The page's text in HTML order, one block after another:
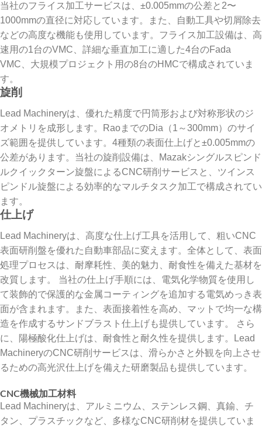
当社のフライス加工サービスは、±0.005mmの公差と2〜
1000mmの直径に対応しています。また、自動工具や切屑除去
などの高度な機能も使用しています。フライス加工設備は、高
速用の1台のVMC、詳細な垂直加工に適した4台のFada
VMC、大規模プロジェクト用の8台のHMCで構成されていま
す。
旋削
Lead Machineryは、優れた精度で円筒形および対称形状のジ
オメトリを成形します。RaoまでのDia（1～300mm）のサイ
ズ範囲を提供しています。4種類の表面仕上げと±0.005mmの
公差があります。当社の旋削設備は、Mazakシングルスピンド
ルクイックターン旋盤によるCNC研削サービスと、ツインス
ピンドル旋盤による効率的なマルチタスク加工で構成されてい
ます。
仕上げ
Lead Machineryは、高度な仕上げ工具を活用して、粗いCNC
表面研削盤を優れた自動車部品に変えます。全体として、表面
処理プロセスは、耐摩耗性、美的魅力、耐食性を備えた基材を
改質します。 当社の仕上げ手順には、電気化学物質を使用し
て装飾的で保護的な金属コーティングを追加する電気めっき表
面が含まれます。また、表面接着性を高め、マットで均一な構
造を作成するサンドブラスト仕上げも提供しています。 さら
に、陽極酸化仕上げは、耐食性と耐久性を提供します。Lead
MachineryのCNC研削サービスは、滑らかさと外観を向上させ
るための高光沢仕上げを備えた研磨製品も提供しています。
CNC機械加工材料
Lead Machineryは、アルミニウム、ステンレス鋼、真鍮、チ
タン、プラスチックなど、多様なCNC研削材を提供していま